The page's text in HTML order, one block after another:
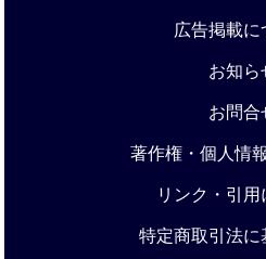
広告掲載に
お知ら
お問合
著作権・個人情
リンク・引用
特定商取引法に